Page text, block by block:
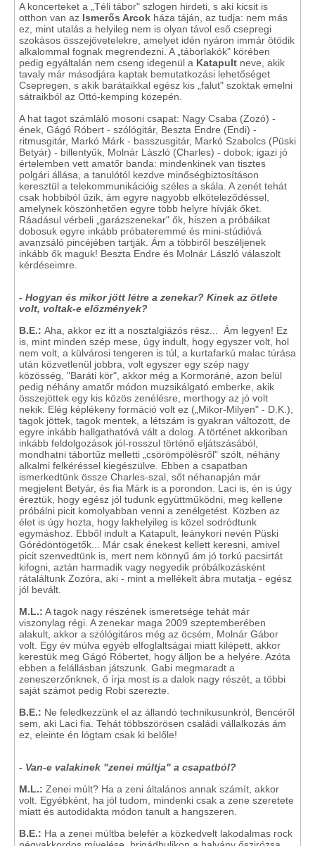
A koncerteket a „Téli tábor" szlogen hirdeti, s aki kicsit is
otthon van az Ismerős Arcok háza táján, az tudja: nem más
ez, mint utalás a helyileg nem is olyan távol eső csepregi
szokásos összejövetelekre, amelyet idén nyáron immár ötödik
alkalommal fognak megrendezni. A „táborlakók" körében
pedig egyáltalán nem cseng idegenül a Katapult neve, akik
tavaly már másodjára kaptak bemutatkozási lehetőséget
Csepregen, s akik barátaikkal egész kis „falut" szoktak emelni
sátraikból az Ottó-kemping közepén.
A hat tagot számláló mosoni csapat: Nagy Csaba (Zozó) -
ének, Gágó Róbert - szólógitár, Beszta Endre (Endi) -
ritmusgitár, Markó Márk - basszusgitár, Markó Szabolcs (Püski
Betyár) - billentyűk, Molnár László (Charles) - dobok; igazi jó
értelemben vett amatőr banda: mindenkinek van tisztes
polgári állása, a tanulótól kezdve minőségbiztosításon
keresztül a telekommunikációig széles a skála. A zenét tehát
csak hobbiból űzik, ám egyre nagyobb elköteleződéssel,
amelynek köszönhetően egyre több helyre hívják őket.
Ráadásul vérbeli „garázszenekar" ők, hiszen a próbáikat
dobosuk egyre inkább próbateremmé és mini-stúdióvá
avanzsáló pincéjében tartják. Ám a többiről beszéljenek
inkább ők maguk! Beszta Endre és Molnár László válaszolt
kérdéseimre.
- Hogyan és mikor jött létre a zenekar? Kinek az ötlete
volt, voltak-e előzmények?
B.E.: Aha, akkor ez itt a nosztalgiázós rész... Ám legyen! Ez
is, mint minden szép mese, úgy indult, hogy egyszer volt, hol
nem volt, a külvárosi tengeren is túl, a kurtafarkú malac túrása
után közvetlenül jobbra, volt egyszer egy szép nagy
közösség, "Baráti kör", akkor még a Kormoráné, azon belül
pedig néhány amatőr módon muzsikálgató emberke, akik
összejöttek egy kis közös zenélésre, merthogy az jó volt
nekik. Elég képlékeny formáció volt ez („Mikor-Milyen" - D.K.),
tagok jöttek, tagok mentek, a létszám is gyakran változott, de
egyre inkább hallgathatóvá vált a dolog. A történet akkoriban
inkább feldolgozások jól-rosszul történő eljátszásából,
mondhatni tábortűz melletti „csörömpölésről" szólt, néhány
alkalmi felkéréssel kiegészülve. Ebben a csapatban
ismerkedtünk össze Charles-szal, sőt néhanapján már
megjelent Betyár, és fia Márk is a porondon. Laci is, én is úgy
éreztük, hogy egész jól tudunk együttműködni, meg kellene
próbálni picit komolyabban venni a zenélgetést. Közben az
élet is úgy hozta, hogy lakhelyileg is közel sodródtunk
egymáshoz. Ebből indult a Katapult, leánykori nevén Püski
Górédöntögetők... Már csak énekest kellett keresni, amivel
picit szenvedtünk is, mert nem könnyű ám jó torkú pacsirtát
kifogni, aztán harmadik vagy negyedik próbálkozásként
rátaláltunk Zozóra, aki - mint a mellékelt ábra mutatja - egész
jól bevált.
M.L.: A tagok nagy részének ismeretsége tehát már
viszonylag régi. A zenekar maga 2009 szeptemberében
alakult, akkor a szólógitáros még az öcsém, Molnár Gábor
volt. Egy év múlva egyéb elfoglaltságai miatt kilépett, akkor
kerestük meg Gágó Róbertet, hogy álljon be a helyére. Azóta
ebben a felállásban játszunk. Gabi megmaradt a
zeneszerzőnknek, ő írja most is a dalok nagy részét, a többi
saját számot pedig Robi szerezte.
B.E.: Ne feledkezzünk el az állandó technikusunkról, Bencéről
sem, aki Laci fia. Tehát többszörösen családi vállalkozás ám
ez, eleinte én lógtam csak ki belőle!
- Van-e valakinek "zenei múltja" a csapatból?
M.L.: Zenei múlt? Ha a zeni általános annak számít, akkor
volt. Egyébként, ha jól tudom, mindenki csak a zene szeretete
miatt és autodidakta módon tanult a hangszeren.
B.E.: Ha a zenei múltba belefér a közkedvelt lakodalmas rock